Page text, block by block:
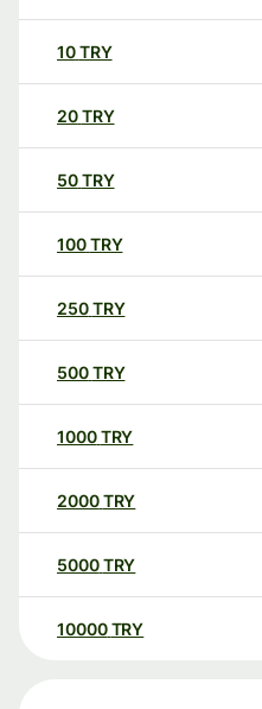
10TRY
20TRY
50TRY
100TRY
250TRY
500TRY
1000TRY
2000TRY
5000TRY
10000 TRY